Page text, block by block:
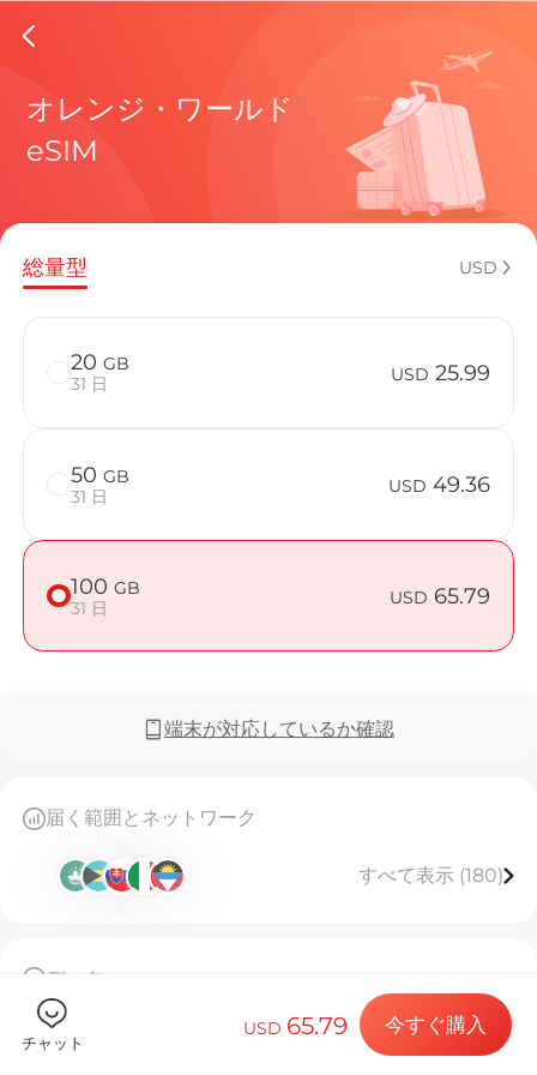
現在の目
eSIMの利
Honduras
Billion
目的地とデ
eSIMをイン
データプラ
オレンジ・ワールド
eSIM
総量型 USD
20 GB
31 日
USD 25.99
50 GB
31 日
USD 49.36
100 GB
31 日
USD 65.79
端末が対応しているか確認
届く範囲とネットワーク
すべて表示 (180)
データ
100GB高速データ、使用後は128kbpsで無制限利用
31日間有効。
このeSIMは一度しかインストールできません
チャット
USD 65.79 今すぐ購入